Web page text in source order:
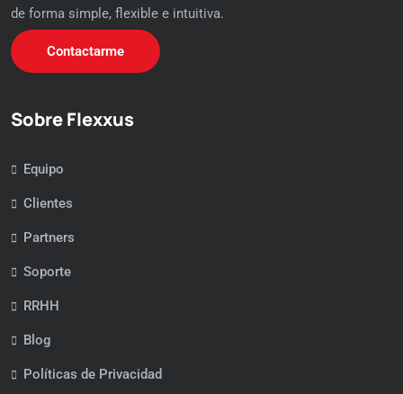
de forma simple, flexible e intuitiva.
Contactarme
Sobre Flexxus
Equipo
Clientes
Partners
Soporte
RRHH
Blog
Políticas de Privacidad